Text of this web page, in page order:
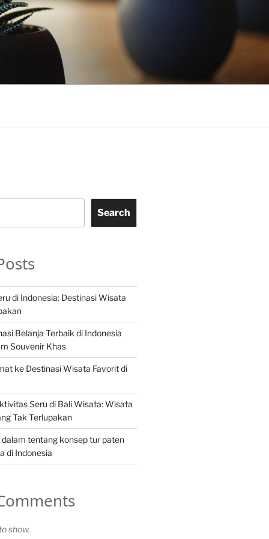
Search
di Indonesia: Destinasi Wisata
Belanja Terbaik di Indonesia
Souvenir Khas
ke Destinasi Wisata Favorit di
Seru di Bali Wisata: Wisata
Tak Terlupakan
dalam tentang konsep tur paten
di Indonesia
show.